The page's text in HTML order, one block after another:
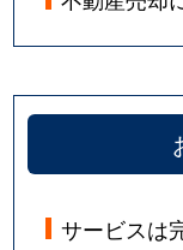
サービスは